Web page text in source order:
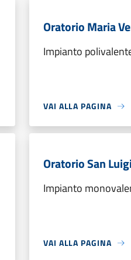
Oratorio Maria
Impianto
VAI ALLA PAGINA
Oratorio San Luigi
Impianto
VAI ALLA PAGINA